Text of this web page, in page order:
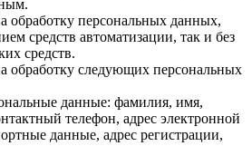
обработку персональных данных,
средств автоматизации, так и без
средств.
обработку следующих персональных
данные: фамилия, имя,
телефон, адрес электронной
данные, адрес регистрации,